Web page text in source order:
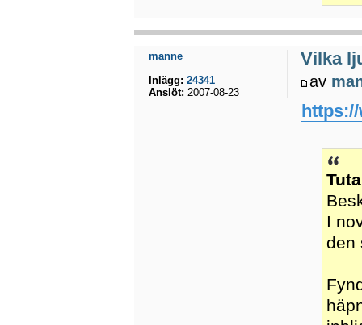
Vilka
av
I
den
manne
Inlägg: 24341
Anslöt: 2007-08-23